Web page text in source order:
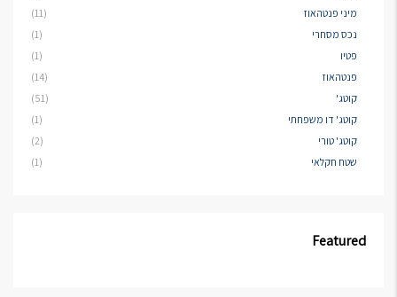
מיני פנטהאוז
(11)
נכס מסחרי
(1)
פטיו
(1)
פנטהאוז
(14)
קוטג'
(51)
קוטג' דו משפחתי
(1)
קוטג' טורי
(2)
שטח חקלאי
(1)
Featured